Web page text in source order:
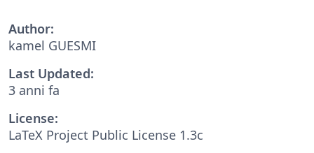
Author:
kamel GUESMI
Last Updated:
3 anni fa
License:
LaTeX Project Public License 1.3c